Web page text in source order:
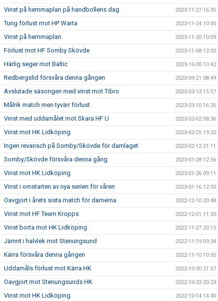
Vinst på hemmaplan på handbollens dag 2023-11-27 16:35
Tung förlust mot HP Warta 2023-11-24 10:05
Vinst på hemmaplan 2023-11-20 10:09
Förlust mot HF Somby Skövde 2023-11-08 12:00
Härlig seger mot Baltic 2023-10-30 10:42
Redbergslid försvåra denna gången 2023-09-21 08:49
Avslutade säsongen med vinst mot Tibro 2023-03-13 15:57
Målrik match men tyvärr förlust 2023-03-10 16:26
Vinst med uddamålet mot Skara HF U 2023-03-02 08:36
Vinst mot HK Lidköping 2023-02-25 19:20
Ingen revansch på Somby/Skövde för damlaget 2023-02-12 21:11
Somby/Skövde försvåra denna gång 2023-01-28 12:56
Vinst mot HK Lidköping 2023-01-26 09:11
Vinst i omstarten av nya serien för våren 2023-01-16 12:50
Oavgjort i årets sista match för damerna 2022-12-10 20:48
Vinst mot HF Team Kropps 2022-12-01 11:30
Vinst borta mot HK Lidköping 2022-11-27 20:15
Jämnt i halvlek mot Stenungsund 2022-11-19 09:34
Kärra försvåra denna gången 2022-11-10 10:05
Uddamåls förlust mot Kärra HK 2022-10-30 21:57
Oavgjort mot Stenungsunds HK 2022-10-23 20:23
Vinst mot HK Lidköping 2022-10-14 14:40